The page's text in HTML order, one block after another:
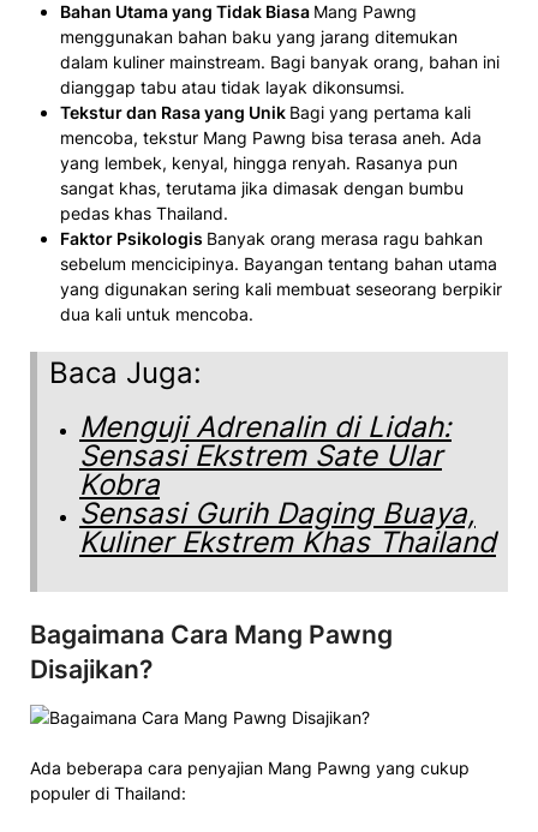
Bahan Utama yang Tidak Biasa Mang Pawng
menggunakan bahan baku yang jarang ditemukan
dalam kuliner mainstream. Bagi banyak orang, bahan ini
dianggap tabu atau tidak layak dikonsumsi.
Tekstur dan Rasa yang Unik Bagi yang pertama kali
mencoba, tekstur Mang Pawng bisa terasa aneh. Ada
yang lembek, kenyal, hingga renyah. Rasanya pun
sangat khas, terutama jika dimasak dengan bumbu
pedas khas Thailand.
Faktor Psikologis Banyak orang merasa ragu bahkan
sebelum mencicipinya. Bayangan tentang bahan utama
yang digunakan sering kali membuat seseorang berpikir
dua kali untuk mencoba.
Baca Juga:
Menguji Adrenalin di Lidah:
Sensasi Ekstrem Sate Ular
Kobra
Sensasi Gurih Daging Buaya,
Kuliner Ekstrem Khas Thailand
Bagaimana Cara Mang Pawng
Disajikan?
Ada beberapa cara penyajian Mang Pawng yang cukup
populer di Thailand: